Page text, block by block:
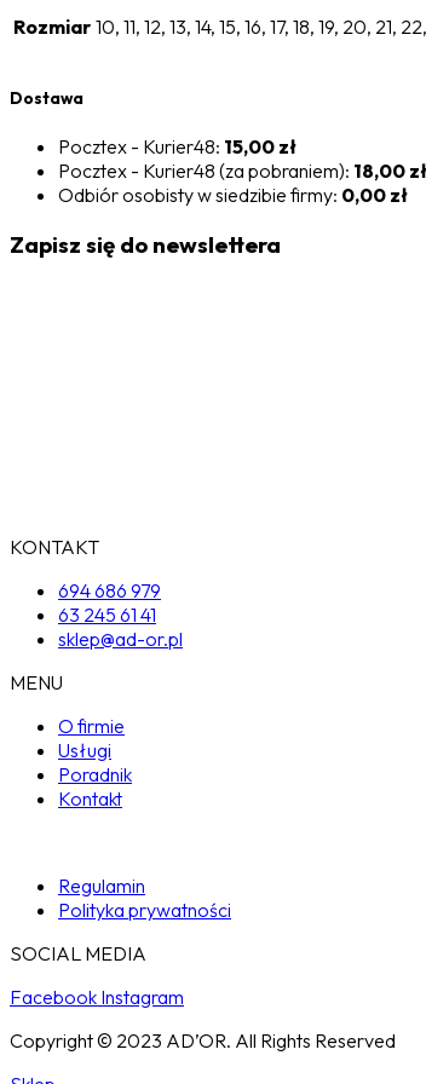
Rozmiar 10, 11, 12, 13, 14, 15, 16, 17, 18, 19, 20,
Dostawa
Pocztex - Kurier48: 15,00 zł
Pocztex - Kurier48 (za pobraniem): 18,00 zł
Odbiór osobisty w siedzibie firmy: 0,00 zł
Zapisz się do newslettera
KONTAKT
694 686 979
63 245 61 41
sklep@ad-or.pl
MENU
O firmie
Usługi
Poradnik
Kontakt
Regulamin
Polityka prywatności
SOCIAL MEDIA
Facebook Instagram
Copyright © 2023 AD’OR. All Rights Reserved